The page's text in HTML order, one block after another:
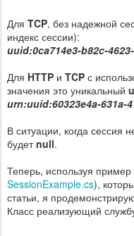
Для TCP, без надежной
индекс сессии):
uuid:0ca714e3-b82c-
Для HTTP и TCP с
значения это уникальный
urn:uuid:60323e4a-631a-
В ситуации, когда сессия
будетnull.
Теперь, используя пример
SessionExample.cs),
статьи, я
Класс реализующий